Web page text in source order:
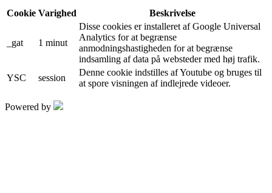
Cookie Varighed Beskrivelse
_gat 1 minut
Disse cookies er installeret af Google Universal
Analytics for at begrænse
anmodningshastigheden for at begrænse
indsamling af data på websteder med høj trafik.
YSC
session
Denne cookie indstilles af Youtube og bruges til
at spore visningen af ​​indlejrede videoer.
Powered by